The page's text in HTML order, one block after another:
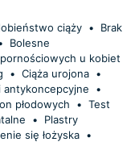
ciąży •
Brak
Bolesne
u kobiet
• Ciąża urojona •
antykoncepcyjne
•
płodowych • Test
•
Plastry
się łożyska •